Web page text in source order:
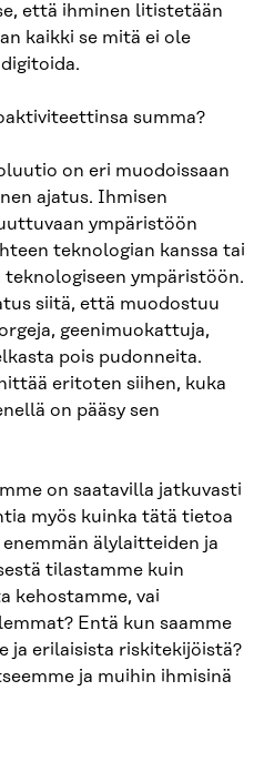
että ihminen litistetään
kaikki se mitä ei ole
summa?
on eri muodoissaan
ajatus. Ihmisen
ympäristöön
teknologian kanssa tai
ympäristöön.
siitä, että muodostuu
geenimuokattuja,
pois pudonneita.
eritoten siihen, kuka
on pääsy sen
on saatavilla jatkuvasti
myös kuinka tätä tietoa
älylaitteiden ja
tilastamme kuin
kehostamme, vai
Entä kun saamme
ja erilaisista riskitekijöistä?
ja muihin ihmisinä